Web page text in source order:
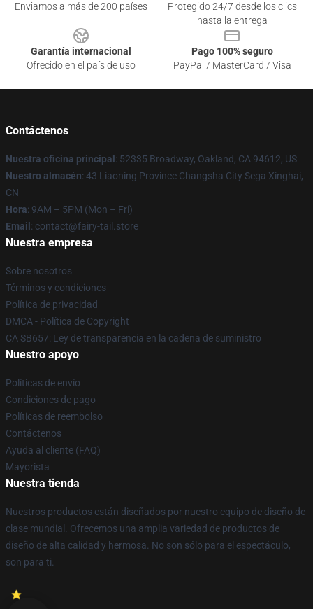
Enviamos a más de 200 países
Protegido 24/7 desde los clics
hasta la entrega
Garantía internacional
Ofrecido en el país de uso
Pago 100% seguro
PayPal / MasterCard / Visa
Contáctenos
Nuestra oficina principal : 52335 Broadway, Oakland, CA 94612, US
Nuestro almacén: 43 Liaoning Province Changsha City Sega Xinghai,
CN
Hora: 9AM – 5PM (Mon – Fri)
Email : contact@fairy-tail.store
Nuestra empresa
Sobre nosotros
Términos y condiciones
Política de privacidad
DMCA - Política de Copyright
CA SB657: Ley de transparencia en la cadena de suministro
Nuestro apoyo
Políticas de envío
Condiciones de pago
Políticas de reembolso
Contáctenos
Ayuda al cliente (FAQ)
Mayorista
Nuestra tienda
Nuestros productos están diseñados por nuestro equipo de diseño de
clase mundial. Ofrecemos una amplia variedad de productos de
diseño de alta calidad y hermosa. No son sólo para el espectáculo,
son para ti.